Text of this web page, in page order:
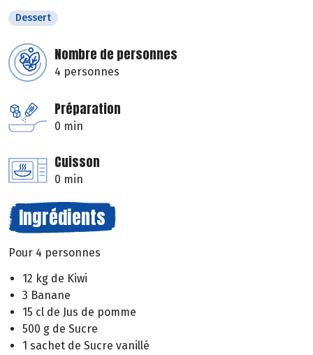
Dessert
Nombre de personnes
4 personnes
Préparation
0 min
Cuisson
0 min
Ingrédients
Pour 4 personnes
12 kg de Kiwi
3 Banane
15 cl de Jus de pomme
500 g de Sucre
1 sachet de Sucre vanillé